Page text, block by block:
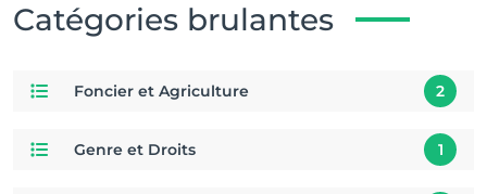
Catégories brulantes
Foncier et Agriculture 2
Genre et Droits 1